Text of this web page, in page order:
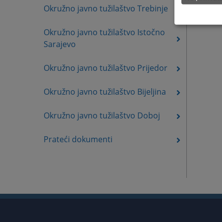
Okružno javno tužilaštvo Trebinje
Okružno javno tužilaštvo Istočno
Sarajevo
Okružno javno tužilaštvo Prijedor
Okružno javno tužilaštvo Bijeljina
Okružno javno tužilaštvo Doboj
Prateći dokumenti